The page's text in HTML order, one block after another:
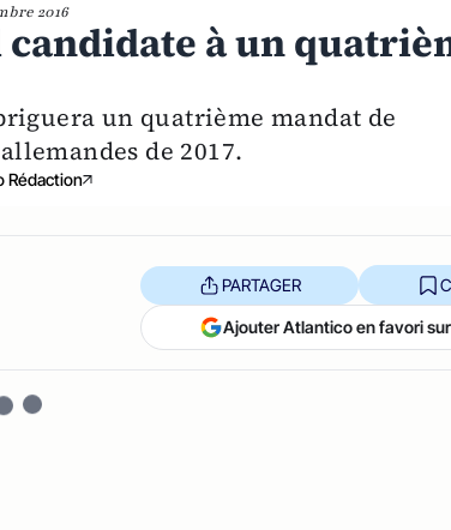
2016
à un
un quatrième mandat de
de 2017.
Rédaction
PARTAGER
Ajouter Atlantico en favori